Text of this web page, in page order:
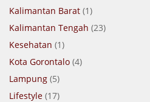
Kalimantan Barat (1)
Kalimantan Tengah (23)
Kesehatan (1)
Kota Gorontalo (4)
Lampung (5)
Lifestyle (17)